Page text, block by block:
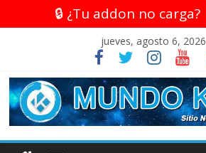
🔒 ¿Tu addon no carga?
jueves, agosto 6, 2026